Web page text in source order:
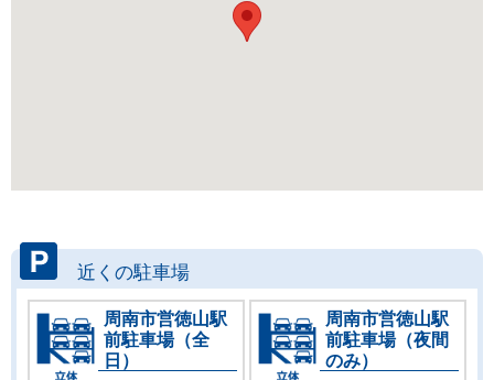
近くの駐車場
周南市営徳山駅
前駐車場（全
日）
周南市営徳山駅
前駐車場（夜間
のみ）